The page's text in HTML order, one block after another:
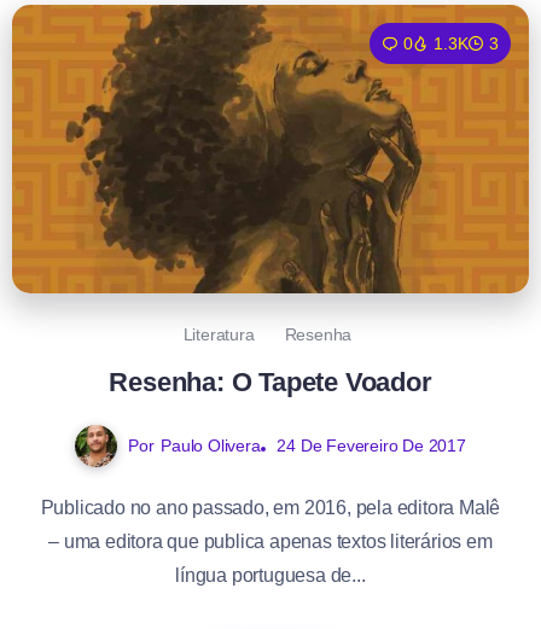
0 1.3K 3
Literatura Resenha
Resenha: O Tapete Voador
Por Paulo Olivera 24 De Fevereiro De 2017
Publicado no ano passado, em 2016, pela editora Malê
– uma editora que publica apenas textos literários em
língua portuguesa de...